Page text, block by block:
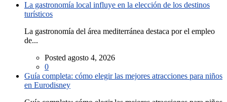
La gastronomía local influye en la elección de los destinos
turísticos
La gastronomía del área mediterránea destaca por el empleo
de...
Posted agosto 4, 2026
0
Guía completa: cómo elegir las mejores atracciones para niños
en Eurodisney